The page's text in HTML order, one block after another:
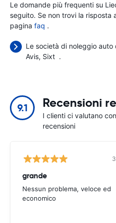
Le domande più frequenti su
seguito. Se non trovi la risposta
pagina faq .
Le società di noleggio
Avis Sixt .
9.1 Recensioni
I clienti ci valutano
recensioni
grande
Nessun problema, veloce ed
economico